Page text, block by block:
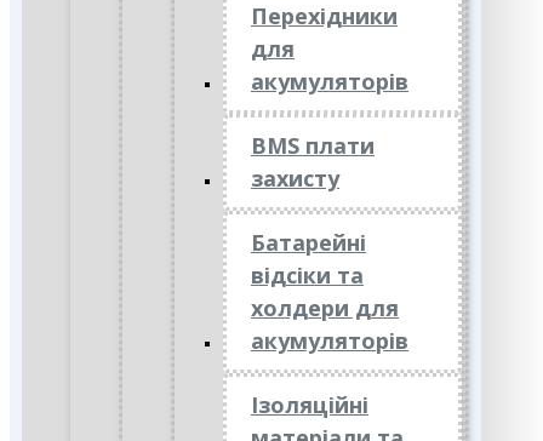
Перехідники
для
акумуляторів
BMS плати
захисту
Батарейні
відсіки та
холдери для
акумуляторів
Ізоляційні